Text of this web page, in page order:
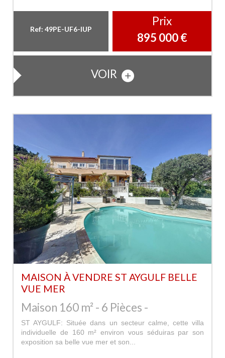
Ref: 49PE-UF6-IUP
Prix
895 000 €
VOIR
MAISON À VENDRE ST AYGULF BELLE
VUE MER
Maison 160 m² - 6 Pièces -
ST AYGULF: Située dans un secteur calme, cette villa
individuelle de 160 m² environ vous séduiras par son
exposition sa belle vue mer et son...